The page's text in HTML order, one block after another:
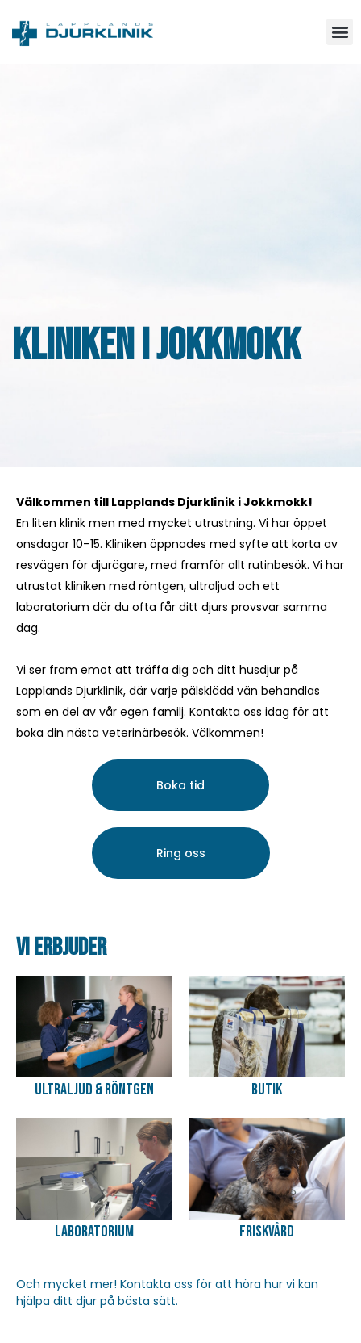
KLINIKEN I JOKKMOKK
Välkommen till Lapplands Djurklinik i Jokkmokk!
En liten klinik men med mycket utrustning. Vi har öppet
onsdagar 10–15. Kliniken öppnades med syfte att korta av
resvägen för djurägare, med framför allt rutinbesök. Vi har
utrustat kliniken med röntgen, ultraljud och ett
laboratorium där du ofta får ditt djurs provsvar samma
dag.
Vi ser fram emot att träffa dig och ditt husdjur på
Lapplands Djurklinik, där varje pälsklädd vän behandlas
som en del av vår egen familj. Kontakta oss idag för att
boka din nästa veterinärbesök. Välkommen!
Boka tid
Ring oss
vi erbjuder
Ultraljud & röntgen Butik
Laboratorium Friskvård
Och mycket mer! Kontakta oss för att höra hur vi kan
hjälpa ditt djur på bästa sätt.